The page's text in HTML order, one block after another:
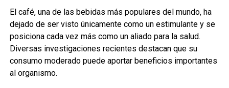
El café, una de las bebidas más populares del mundo, ha
dejado de ser visto únicamente como un estimulante y se
posiciona cada vez más como un aliado para la salud.
Diversas investigaciones recientes destacan que su
consumo moderado puede aportar beneficios importantes
al organismo.